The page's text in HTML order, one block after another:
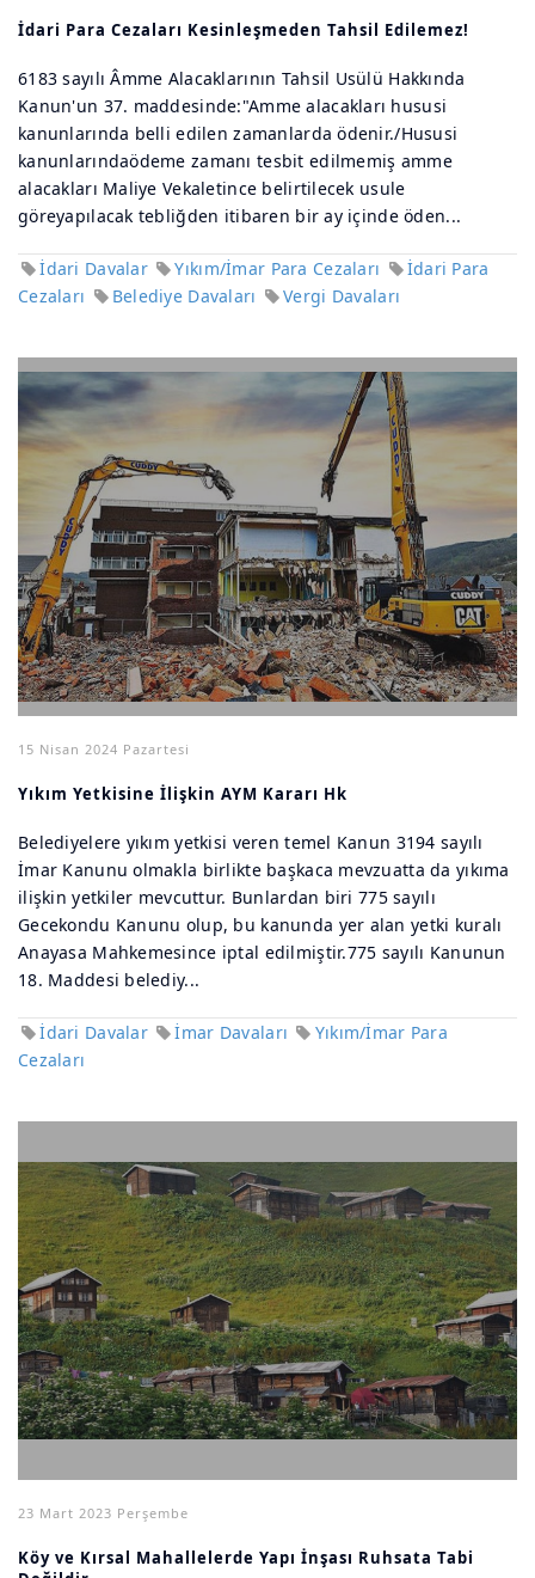
İdari Para Cezaları Kesinleşmeden Tahsil Edilemez!
6183 sayılı Âmme Alacaklarının Tahsil Usülü Hakkında
Kanun'un 37. maddesinde:"Amme alacakları hususi
kanunlarında belli edilen zamanlarda ödenir./Hususi
kanunlarındaödeme zamanı tesbit edilmemiş amme
alacakları Maliye Vekaletince belirtilecek usule
göreyapılacak tebliğden itibaren bir ay içinde öden...
İdari Davalar Yıkım/İmar Para Cezaları
İdari Para
Cezaları
Belediye Davaları Vergi Davaları
15 Nisan 2024 Pazartesi
Yıkım Yetkisine İlişkin AYM Kararı Hk
Belediyelere yıkım yetkisi veren temel Kanun 3194 sayılı
İmar Kanunu olmakla birlikte başkaca mevzuatta da yıkıma
ilişkin yetkiler mevcuttur. Bunlardan biri 775 sayılı
Gecekondu Kanunu olup, bu kanunda yer alan yetki kuralı
Anayasa Mahkemesince iptal edilmiştir.775 sayılı Kanunun
18. Maddesi belediy...
İdari Davalar İmar Davaları
Yıkım/İmar Para
Cezaları
23 Mart 2023 Perşembe
Köy ve Kırsal Mahallelerde Yapı İnşası Ruhsata Tabi